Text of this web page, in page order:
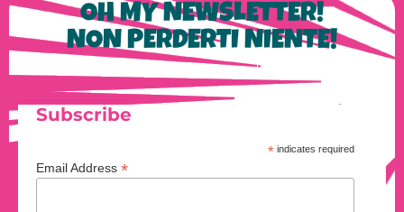
OH MY NEWSLETTER!
NON PERDERTI NIENTE!
Subscribe
* indicates required
Email Address *